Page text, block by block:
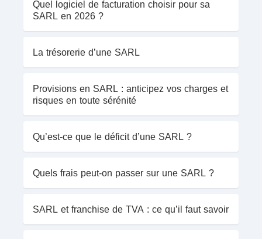
Quel logiciel de facturation choisir pour sa
SARL en 2026 ?
La trésorerie d’une SARL
Provisions en SARL : anticipez vos charges et
risques en toute sérénité
Qu’est-ce que le déficit d’une SARL ?
Quels frais peut-on passer sur une SARL ?
SARL et franchise de TVA : ce qu’il faut savoir